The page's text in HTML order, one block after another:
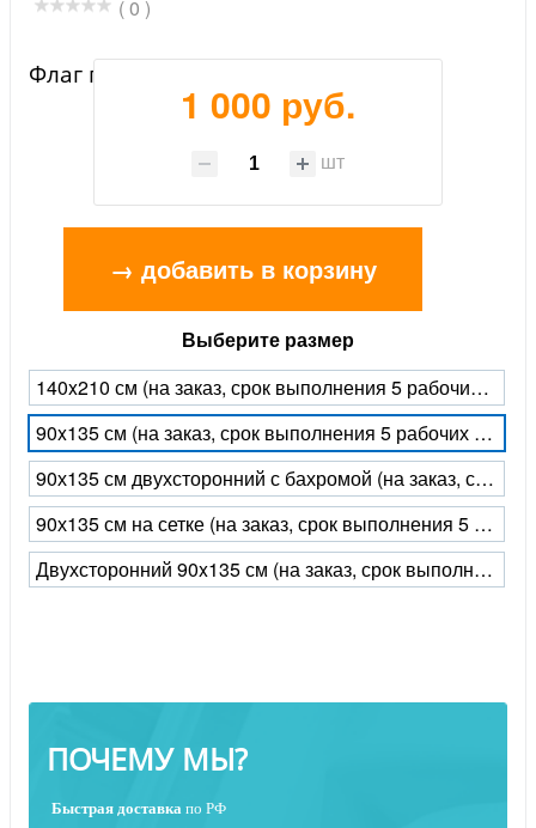
( 0 )
Флаг гидрографических судов ВМФ
1 000 руб.
шт
→ добавить в корзину
Выберите размер
140x210 см (на заказ, срок выполнения 5 рабочих дней)
90x135 см (на заказ, срок выполнения 5 рабочих дней)
90х135 см двухсторонний с бахромой (на заказ, срок выполнения 5 рабочих дней)
90х135 см на сетке (на заказ, срок выполнения 5 рабочих дней)
Двухсторонний 90x135 см (на заказ, срок выполнения 5 рабочих дней)
ПОЧЕМУ МЫ?
Быстрая доставка по РФ